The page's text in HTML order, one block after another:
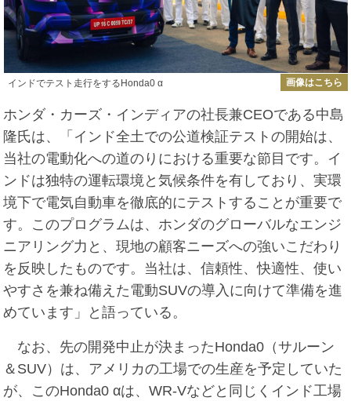
インドでテスト走行をするHonda0 α 画像はこちら
ホンダ・カーズ・インディアの社長兼CEOである中島
隆氏は、
「インド全土での公道検証テストの開始は、
当社の電動化への道のりにおける重要な節目です。イ
ンドは独特の運転環境と気候条件を有しており、実環
境下で電気自動車を徹底的にテストすることが重要で
す。このプログラムは、ホンダのグローバルなエンジ
ニアリング力と、現地の顧客ニーズへの強いこだわり
を反映したものです。当社は、信頼性、快適性、使い
やすさを兼ね備えた電動SUVの導入に向けて準備を進
めています」と語っている。
なお、先の開発中止が決まったHonda0（サルーン
＆SUV）は、アメリカの工場での生産を予定していた
が、このHonda0 αは、WR-Vなどと同じくインド工場